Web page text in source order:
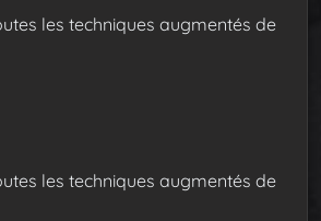
les techniques augmentés de
les techniques augmentés de